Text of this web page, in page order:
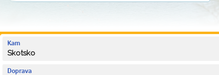
Kam
Skotsko
Doprava